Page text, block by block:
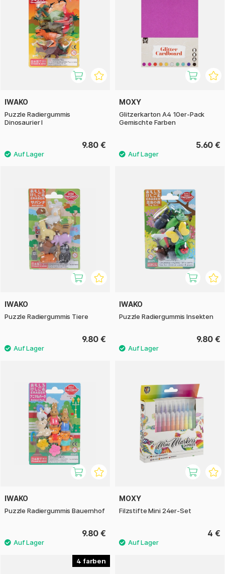
IWAKO
Puzzle Radiergummis
Dinosaurier I
9.80 €
MOXY
Glitzerkarton A4 10er-Pack
Gemischte Farben
5.60 €
IWAKO
Puzzle Radiergummis Tiere
9.80 €
IWAKO
Puzzle Radiergummis Insekten
9.80 €
IWAKO
Puzzle Radiergummis Bauernhof
9.80 €
MOXY
Filzstifte Mini 24er-Set
4 €
4